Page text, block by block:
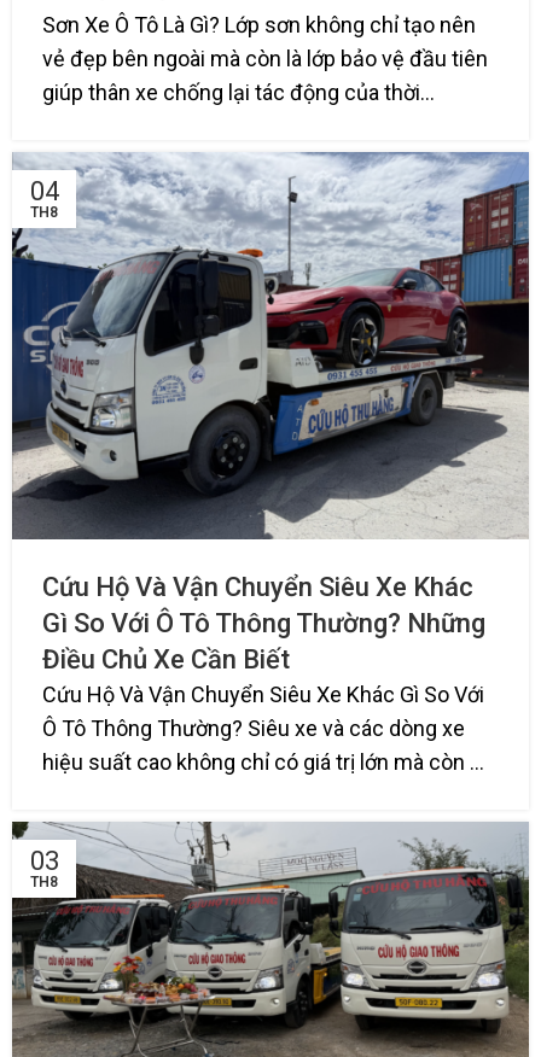
Sơn Xe Ô Tô Là Gì? Lớp sơn không chỉ tạo nên
vẻ đẹp bên ngoài mà còn là lớp bảo vệ đầu tiên
giúp thân xe chống lại tác động của thời...
04
TH8
Cứu Hộ Và Vận Chuyển Siêu Xe Khác
Gì So Với Ô Tô Thông Thường? Những
Điều Chủ Xe Cần Biết
Cứu Hộ Và Vận Chuyển Siêu Xe Khác Gì So Với
Ô Tô Thông Thường? Siêu xe và các dòng xe
hiệu suất cao không chỉ có giá trị lớn mà còn ...
03
TH8